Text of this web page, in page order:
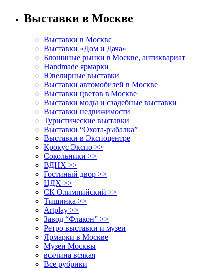
Выставки в Москве
Выставки в Москве
Выставки «Дом и Дача»
Блошиные рынки в Москве, антиквариат
Handmade ярмарки
Ювелирные выставки
Выставки автомобилей в Москве
Выставки цветов в Москве
Выставки моды и свадебные выставки
Выставки недвижимости
Туристические выставки
Выставки “Охота-рыбалка”
Выставки в Экспоцентре
Крокус Экспо >>
Сокольники >>
ВДНХ >>
Гостиный двор >>
ЦДХ >>
СК Олимпийский >>
Тишинка >>
Artplay >>
Завод “Флакон” >>
Ретро выставки и музеи
Ярмарки в Москве
Музеи Москвы
всячина всякая
Все рубрики